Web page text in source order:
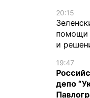
20:15
помощи
и
19:47
депо